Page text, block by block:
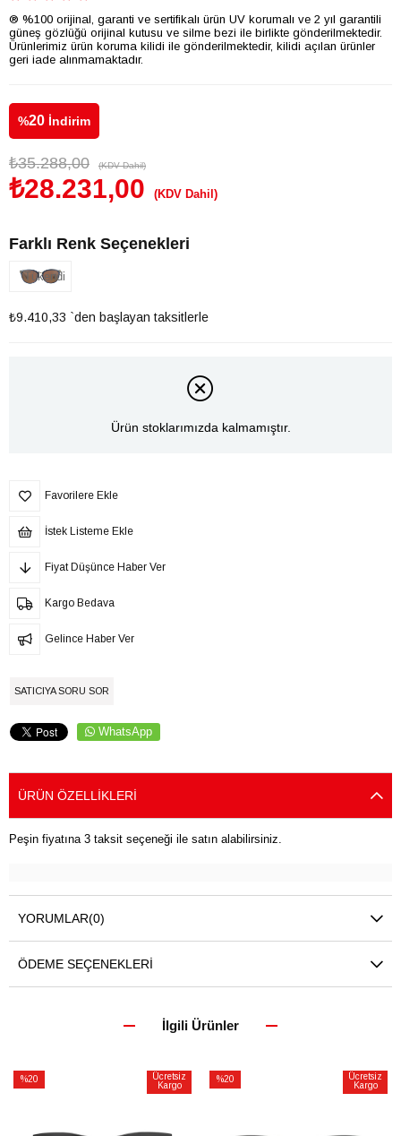
® %100 orijinal, garanti ve sertifikalı ürün UV korumalı ve 2 yıl garantili
güneş gözlüğü orijinal kutusu ve silme bezi ile birlikte gönderilmektedir.
Ürünlerimiz ürün koruma kilidi ile gönderilmektedir, kilidi açılan ürünler
geri iade alınmamaktadır.
%20 İndirim
₺35.288,00 (KDV Dahil)
₺28.231,00 (KDV Dahil)
Farklı Renk Seçenekleri
Tükendi
₺9.410,33 `den başlayan taksitlerle
Ürün stoklarımızda kalmamıştır.
Favorilere Ekle
İstek Listeme Ekle
Fiyat Düşünce Haber Ver
Kargo Bedava
Gelince Haber Ver
SATICIYA SORU SOR
WhatsApp
ÜRÜN ÖZELLIKLERI
Peşin fiyatına 3 taksit seçeneği ile satın alabilirsiniz.
YORUMLAR(0)
ÖDEME SEÇENEKLERI
İlgili Ürünler
%20
Ücretsiz
Kargo
%20
Ücretsiz
Kargo